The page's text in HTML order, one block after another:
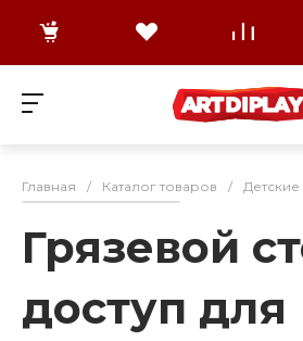
Главная / Каталог товаров /
Грязевой
доступ для